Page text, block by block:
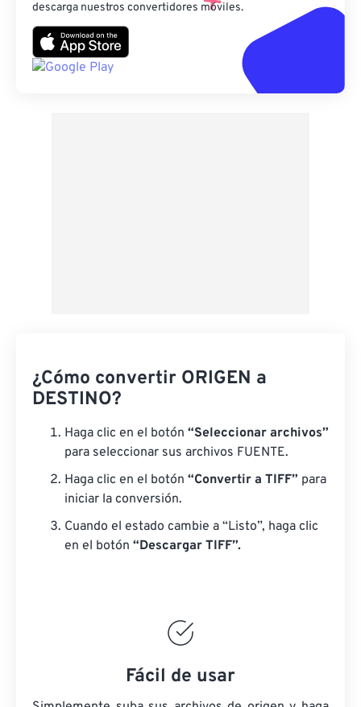
descarga nuestros convertidores móviles.
¿Cómo convertir ORIGEN a
DESTINO?
Haga clic en el botón “Seleccionar archivos”
para seleccionar sus archivos FUENTE.
Haga clic en el botón “Convertir a TIFF” para
iniciar la conversión.
Cuando el estado cambie a “Listo”, haga clic
en el botón “Descargar TIFF”.
Fácil de usar